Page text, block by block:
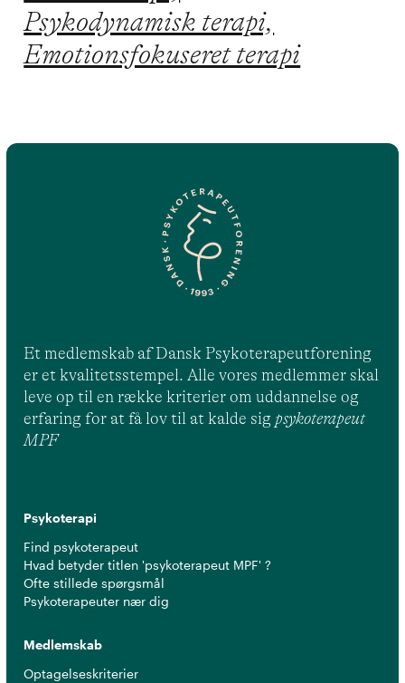
Psykodynamisk terapi,
Emotionsfokuseret terapi
Et medlemskab af Dansk Psykoterapeutforening
er et kvalitetsstempel. Alle vores medlemmer skal
leve op til en række kriterier om uddannelse og
erfaring for at få lov til at kalde sig psykoterapeut
MPF
Psykoterapi
Find psykoterapeut
Hvad betyder titlen 'psykoterapeut MPF' ?
Ofte stillede spørgsmål
Psykoterapeuter nær dig
Medlemskab
Optagelseskriterier